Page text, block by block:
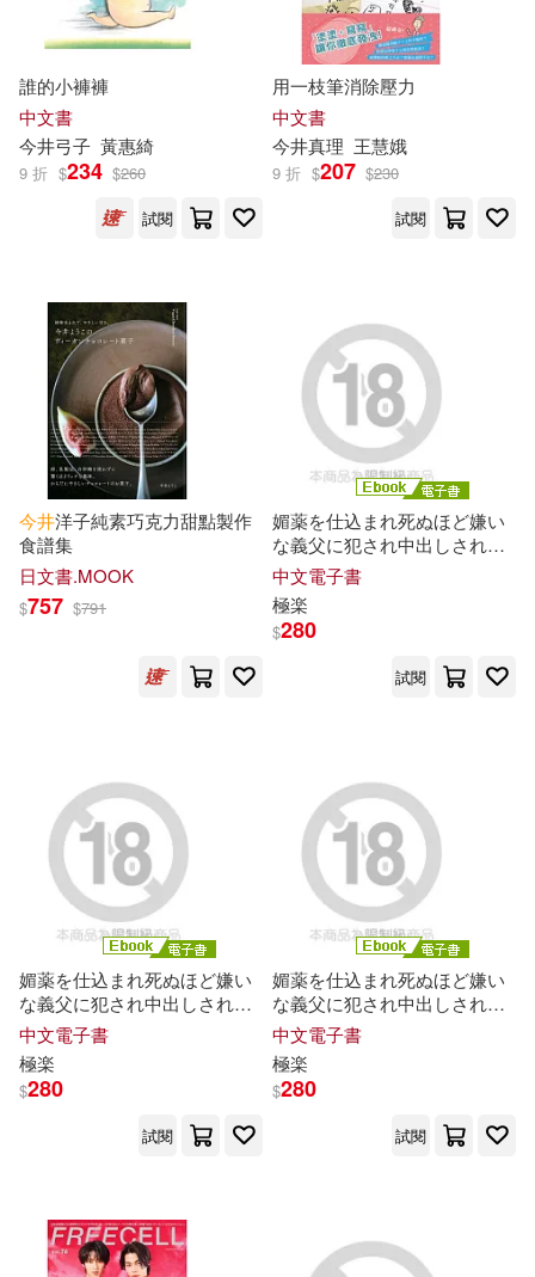
誰的小褲褲
中文書
今井弓子 黃惠綺
9 折 $234 $260
試閱
用一枝筆消除壓力
中文書
今井真理 王慧娥
9 折 $207 $230
試閱
今井洋子純素巧克力甜點製作
食譜集
日文書.MOOK
$757 $791
媚薬を仕込まれ死ぬほど嫌い
な義父に犯され中出しされた
人妻今井夏帆 Episode.03 (電
子書)
中文電子書
極楽
$280
試閱
媚薬を仕込まれ死ぬほど嫌い
な義父に犯され中出しされた
人妻今井夏帆 Episode.02 (電
子書)
中文電子書
極楽
$280
試閱
媚薬を仕込まれ死ぬほど嫌い
な義父に犯され中出しされた
人妻今井夏帆 Episode.01 (電
子書)
中文電子書
極楽
$280
試閱